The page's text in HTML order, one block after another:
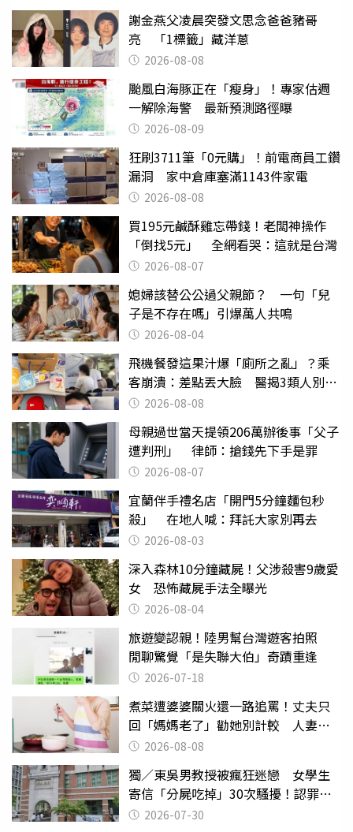
謝金燕父凌晨突發文思念爸爸豬哥
亮 「1標籤」藏洋蔥
2026-08-08
颱風白海豚正在「瘦身」！專家估週
一解除海警 最新預測路徑曝
2026-08-09
狂刷3711筆「0元購」！前電商員工鑽
漏洞 家中倉庫塞滿1143件家電
2026-08-08
買195元鹹酥雞忘帶錢！老闆神操作
「倒找5元」 全網看哭：這就是台灣
2026-08-07
媳婦該替公公過父親節？ 一句「兒
子是不存在嗎」引爆萬人共鳴
2026-08-04
飛機餐發這果汁爆「廁所之亂」？乘
客崩潰：差點丟大臉 醫揭3類人別亂
喝 2026-08-08
母親過世當天提領206萬辦後事「父子
遭判刑」 律師：搶錢先下手是罪
2026-08-07
宜蘭伴手禮名店「開門5分鐘麵包秒
殺」 在地人喊：拜託大家別再去
2026-08-03
深入森林10分鐘藏屍！父涉殺害9歲愛
女 恐怖藏屍手法全曝光
2026-08-04
旅遊變認親！陸男幫台灣遊客拍照
閒聊驚覺「是失聯大伯」奇蹟重逢
2026-07-18
煮菜遭婆婆關火還一路追罵！丈夫只
回「媽媽老了」勸她別計較 人妻超
崩潰：我像台傭
2026-08-08
獨／東吳男教授被瘋狂迷戀 女學生
寄信「分屍吃掉」30次騷擾！認罪免
關 2026-07-30